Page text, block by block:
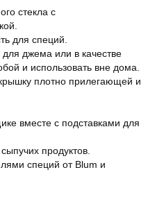
стекла с
для специй.
джема или в качестве
и использовать вне дома.
плотно прилегающей и
вместе с подставками для
продуктов.
специй от Blum и